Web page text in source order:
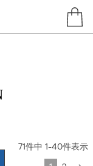
71件中 1-40件表示